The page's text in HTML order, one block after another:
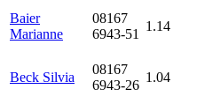
Baier
Marianne
08167
6943-51
1.14
Beck Silvia
08167
6943-26
1.04